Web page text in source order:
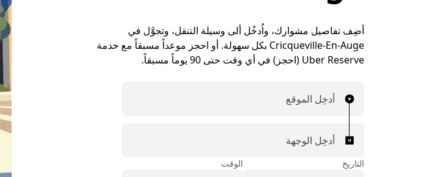
أضِف تفاصيل مشوارك، واُدخُل ألى وسيلة التنقل، وتجوَّل في
Cricqueville-En-Auge بكل سهولة. أو احجز موعداً مسبقاً مع خدمة
Uber Reserve (احجز) في أي وقت حتى 90 يوماً مسبقاً.
أدخِل الموقع
أدخِل الوجهة
التاريخ الوقت